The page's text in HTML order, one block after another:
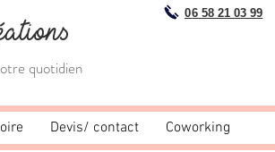
06 58 21 03 99
quotidien
Devis/ contact Coworking